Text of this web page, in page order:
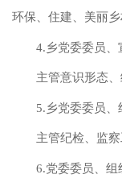
环保、住建、美丽
4.乡党委委员
主管意识形态
5.乡党委委员
主管纪检、监
6.党委委员、